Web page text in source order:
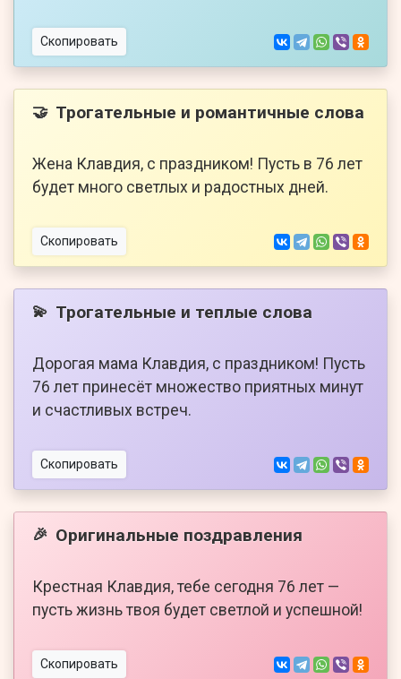
Скопировать
🤝 Трогательные и романтичные слова
Жена Клавдия, с праздником! Пусть в 76 лет
будет много светлых и радостных дней.
Скопировать
💫 Трогательные и теплые слова
Дорогая мама Клавдия, с праздником! Пусть
76 лет принесёт множество приятных минут
и счастливых встреч.
Скопировать
🎉 Оригинальные поздравления
Крестная Клавдия, тебе сегодня 76 лет —
пусть жизнь твоя будет светлой и успешной!
Скопировать